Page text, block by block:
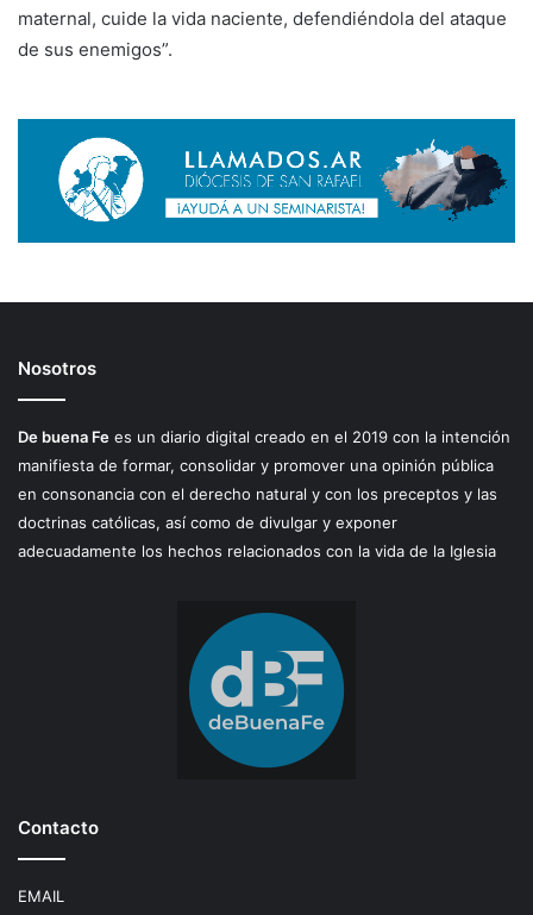
maternal, cuide la vida naciente, defendiéndola del ataque
de sus enemigos”.
Nosotros
De buena Fe es un diario digital creado en el 2019 con la intención
manifiesta de formar, consolidar y promover una opinión pública
en consonancia con el derecho natural y con los preceptos y las
doctrinas católicas, así como de divulgar y exponer
adecuadamente los hechos relacionados con la vida de la Iglesia
Contacto
EMAIL